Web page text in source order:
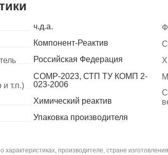
ч.д.а.
Компонент-Реактив
Российская Федерация
т.п.)
COMP-2023, СТП ТУ КОМП 2-
023-2006
Химический реактив
Упаковка производителя
производителе, стране